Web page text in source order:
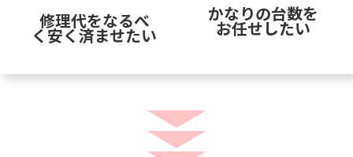
修理代をなるべ
く安く済ませたい
かなりの台数を
お任せしたい